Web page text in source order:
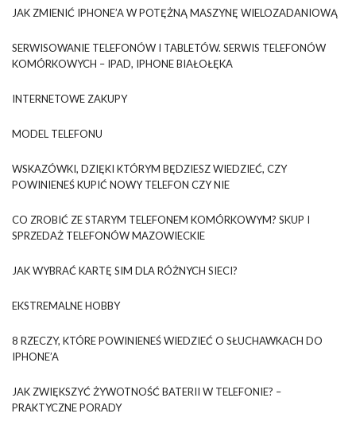
JAK ZMIENIĆ IPHONE’A W POTĘŻNĄ MASZYNĘ WIELOZADANIOWĄ
SERWISOWANIE TELEFONÓW I TABLETÓW. SERWIS TELEFONÓW
KOMÓRKOWYCH – IPAD, IPHONE BIAŁOŁĘKA
INTERNETOWE ZAKUPY
MODEL TELEFONU
WSKAZÓWKI, DZIĘKI KTÓRYM BĘDZIESZ WIEDZIEĆ, CZY
POWINIENEŚ KUPIĆ NOWY TELEFON CZY NIE
CO ZROBIĆ ZE STARYM TELEFONEM KOMÓRKOWYM? SKUP I
SPRZEDAŻ TELEFONÓW MAZOWIECKIE
JAK WYBRAĆ KARTĘ SIM DLA RÓŻNYCH SIECI?
EKSTREMALNE HOBBY
8 RZECZY, KTÓRE POWINIENEŚ WIEDZIEĆ O SŁUCHAWKACH DO
IPHONE’A
JAK ZWIĘKSZYĆ ŻYWOTNOŚĆ BATERII W TELEFONIE? –
PRAKTYCZNE PORADY